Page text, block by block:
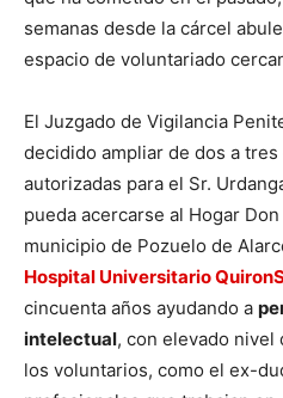
semanas desde la cárcel
espacio de voluntariado
El Juzgado de Vigilancia
decidido ampliar de dos a
autorizadas para el Sr.
pueda acercarse al Hogar
municipio de Pozuelo de
Hospital Universitario
cincuenta años ayudando a
intelectual, con elevado nivel
los voluntarios, como el ex-